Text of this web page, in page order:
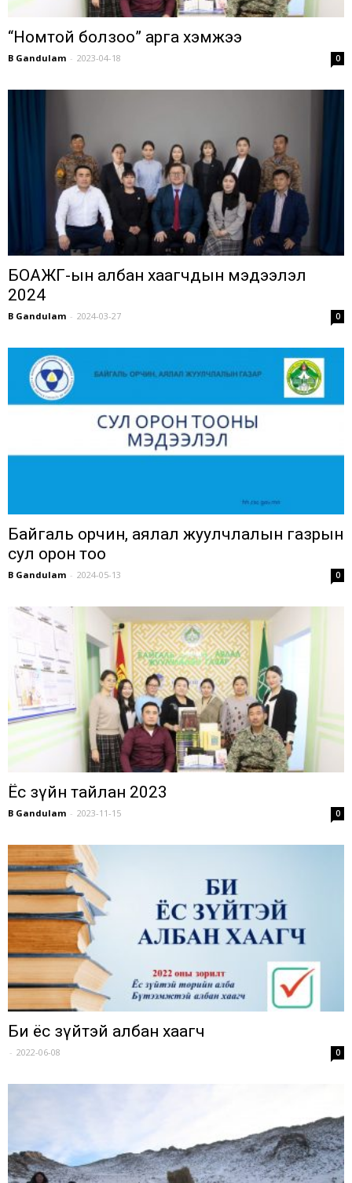
“Номтой болзоо” арга хэмжээ
B Gandulam - 2023-04-18 0
БОАЖГ-ын албан хаагчдын мэдээлэл
2024
B Gandulam - 2024-03-27 0
Байгаль орчин, аялал жуулчлалын газрын
сул орон тоо
B Gandulam - 2024-05-13 0
Ёс зүйн тайлан 2023
B Gandulam - 2023-11-15 0
Би ёс зүйтэй албан хаагч
- 2022-06-08 0